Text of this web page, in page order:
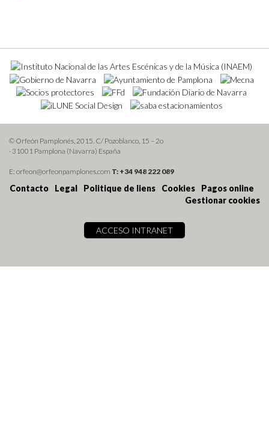
© Orfeón Pamplonés, 2015. C/ Pozoblanco, 15 – 2o
· 31001 Pamplona (Navarra) España
E: orfeon@orfeonpamplones.com T: +34 948 222 089
Contacto Legal Politique de liens Cookies
Pagos online
Gestionar cookies
ACCESO INTRANET